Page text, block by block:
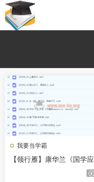
我要当学霸
【领行雁】康华兰《国学应